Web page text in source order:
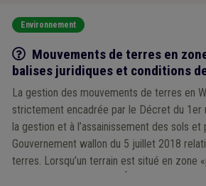
Environnement
Q/R
Mouvements de terres en
balises juridiques et conditions
La gestion des mouvements de terres en
strictement encadrée par le Décret du 1er
la gestion et à l’assainissement des sols et par l’Arrêté du
Gouvernement wallon du 5 juillet 2018
terres. Lorsqu’un terrain est situé en zone